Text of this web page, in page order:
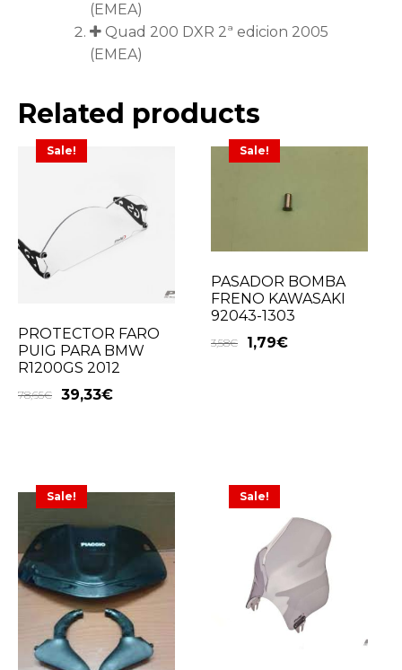
(EMEA)
Quad 200 DXR 2ª edicion 2005
(EMEA)
Related products
Sale!
PROTECTOR FARO
PUIG PARA BMW
R1200GS 2012
78,65€ 39,33€
Sale!
PASADOR BOMBA
FRENO KAWASAKI
92043-1303
3,58€ 1,79€
Sale! Sale!